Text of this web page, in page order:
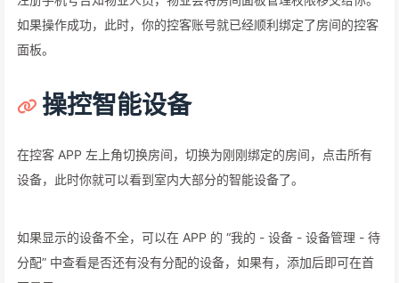
如果操作成功，此时，你的控客账号就已经顺利绑定了房间的控客
面板。
操控智能设备
在控客 APP 左上角切换房间，切换为刚刚绑定的房间，点击所有
设备，此时你就可以看到室内大部分的智能设备了。
如果显示的设备不全，可以在 APP 的 “我的 - 设备 - 设备管理 - 待
分配” 中查看是否还有没有分配的设备，如果有，添加后即可在首